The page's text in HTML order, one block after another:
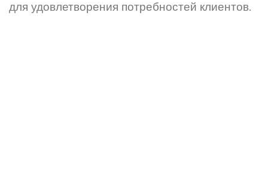
для удовлетворения потребностей клиентов.